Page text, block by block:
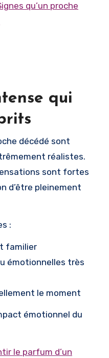
qu’un proche
qui
décédé sont
réalistes.
sont fortes
d’être pleinement
:
familier
émotionnelles très
le moment
émotionnel du
le parfum d’un